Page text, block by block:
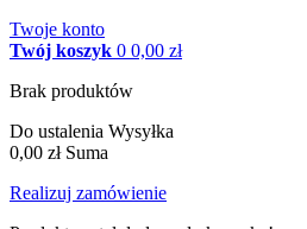
Twoje konto
Twój koszyk 0 0,00 zł
Brak produktów
Do ustalenia Wysyłka
0,00 zł Suma
Realizuj zamówienie